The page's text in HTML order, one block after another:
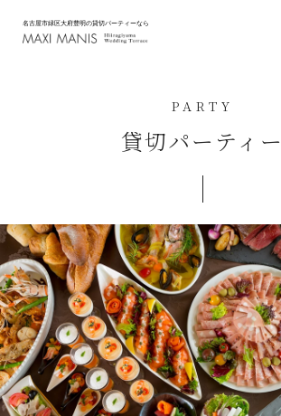
名古屋市緑区大府豊明の貸切パーティーなら
PARTY
貸切パーティー